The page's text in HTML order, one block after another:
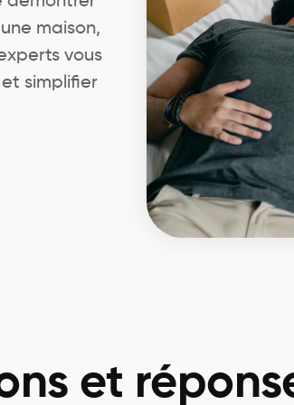
maison,
vous
simplifier
et